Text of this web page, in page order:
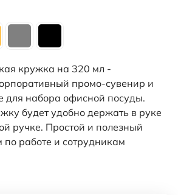
кружка на 320 мл -
промо-сувенир и
для набора офисной посуды.
будет удобно держать в руке
ручке. Простой и полезный
по работе и сотрудникам